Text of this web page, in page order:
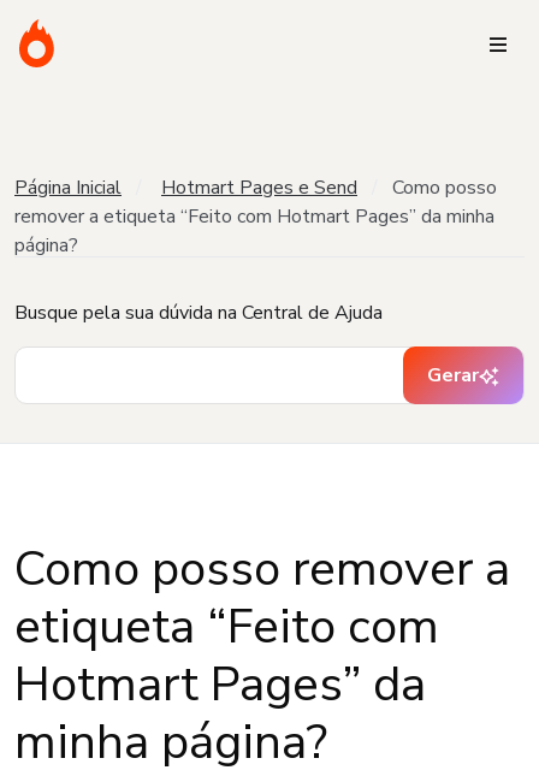
Página Inicial Hotmart Pages e Send
Como posso
remover a etiqueta “Feito com Hotmart Pages” da minha
página?
Busque pela sua dúvida na Central de Ajuda
Gerar
Como posso remover a
etiqueta “Feito com
Hotmart Pages” da
minha página?